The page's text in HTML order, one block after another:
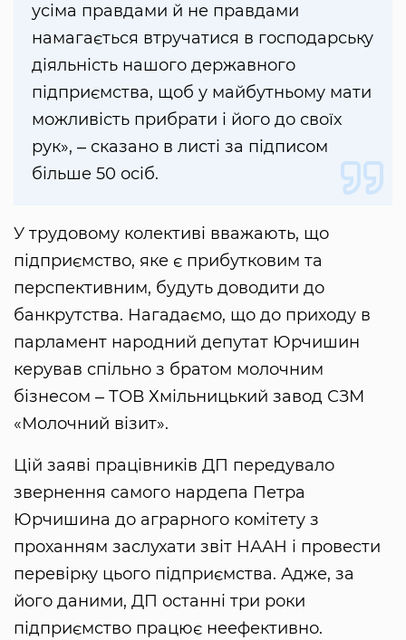
усіма правдами й не правдами
намагається втручатися в господарську
діяльність нашого державного
підприємства, щоб у майбутньому мати
можливість прибрати і його до своїх
рук», ‒ сказано в листі за підписом
більше 50 осіб.
У трудовому колективі вважають, що
підприємство, яке є прибутковим та
перспективним, будуть доводити до
банкрутства. Нагадаємо, що до приходу в
парламент народний депутат Юрчишин
керував спільно з братом молочним
бізнесом ‒ ТОВ Хмільницький завод СЗМ
«Молочний візит».
Цій заяві працівників ДП передувало
звернення самого нардепа Петра
Юрчишина до аграрного комітету з
проханням заслухати звіт НААН і провести
перевірку цього підприємства. Адже, за
його даними, ДП останні три роки
підприємство працює неефективно.